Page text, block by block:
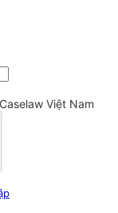
Việt Nam